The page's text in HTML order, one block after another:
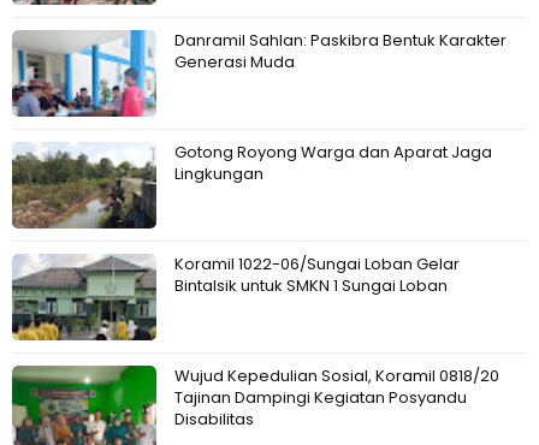
Danramil Sahlan: Paskibra Bentuk Karakter
Generasi Muda
Gotong Royong Warga dan Aparat Jaga
Lingkungan
Koramil 1022-06/Sungai Loban Gelar
Bintalsik untuk SMKN 1 Sungai Loban
Wujud Kepedulian Sosial, Koramil 0818/20
Tajinan Dampingi Kegiatan Posyandu
Disabilitas